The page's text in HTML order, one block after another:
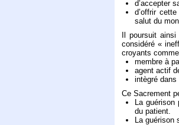
d’accepter
d’offrir
salut du
Il poursuit ainsi
considéré «
croyants comme
membre à
agent actif
intègré
Ce Sacrement
La guérison
du patient.
La guérison